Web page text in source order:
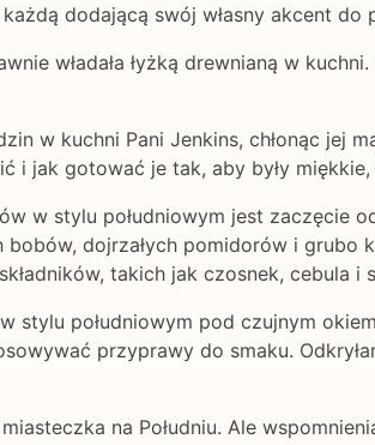
dodającą swój własny akcent
władała łyżką drewnianą w
w kuchni Pani Jenkins, chłonąc jej
jak gotować je tak, aby były miękkie,
w stylu południowym jest zaczęcie
dojrzałych pomidorów i grubo
takich jak czosnek, cebula i
południowym pod czujnym
przyprawy do smaku.
na Południu. Ale